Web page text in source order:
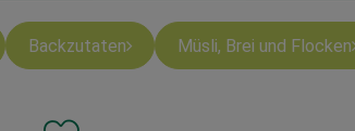
Backzutaten Müsli, Brei und Flocken